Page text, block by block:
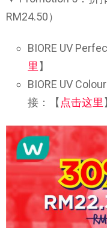
RM24.50）
BIORE UV
里 】
BIORE UV
接：【 点击这里